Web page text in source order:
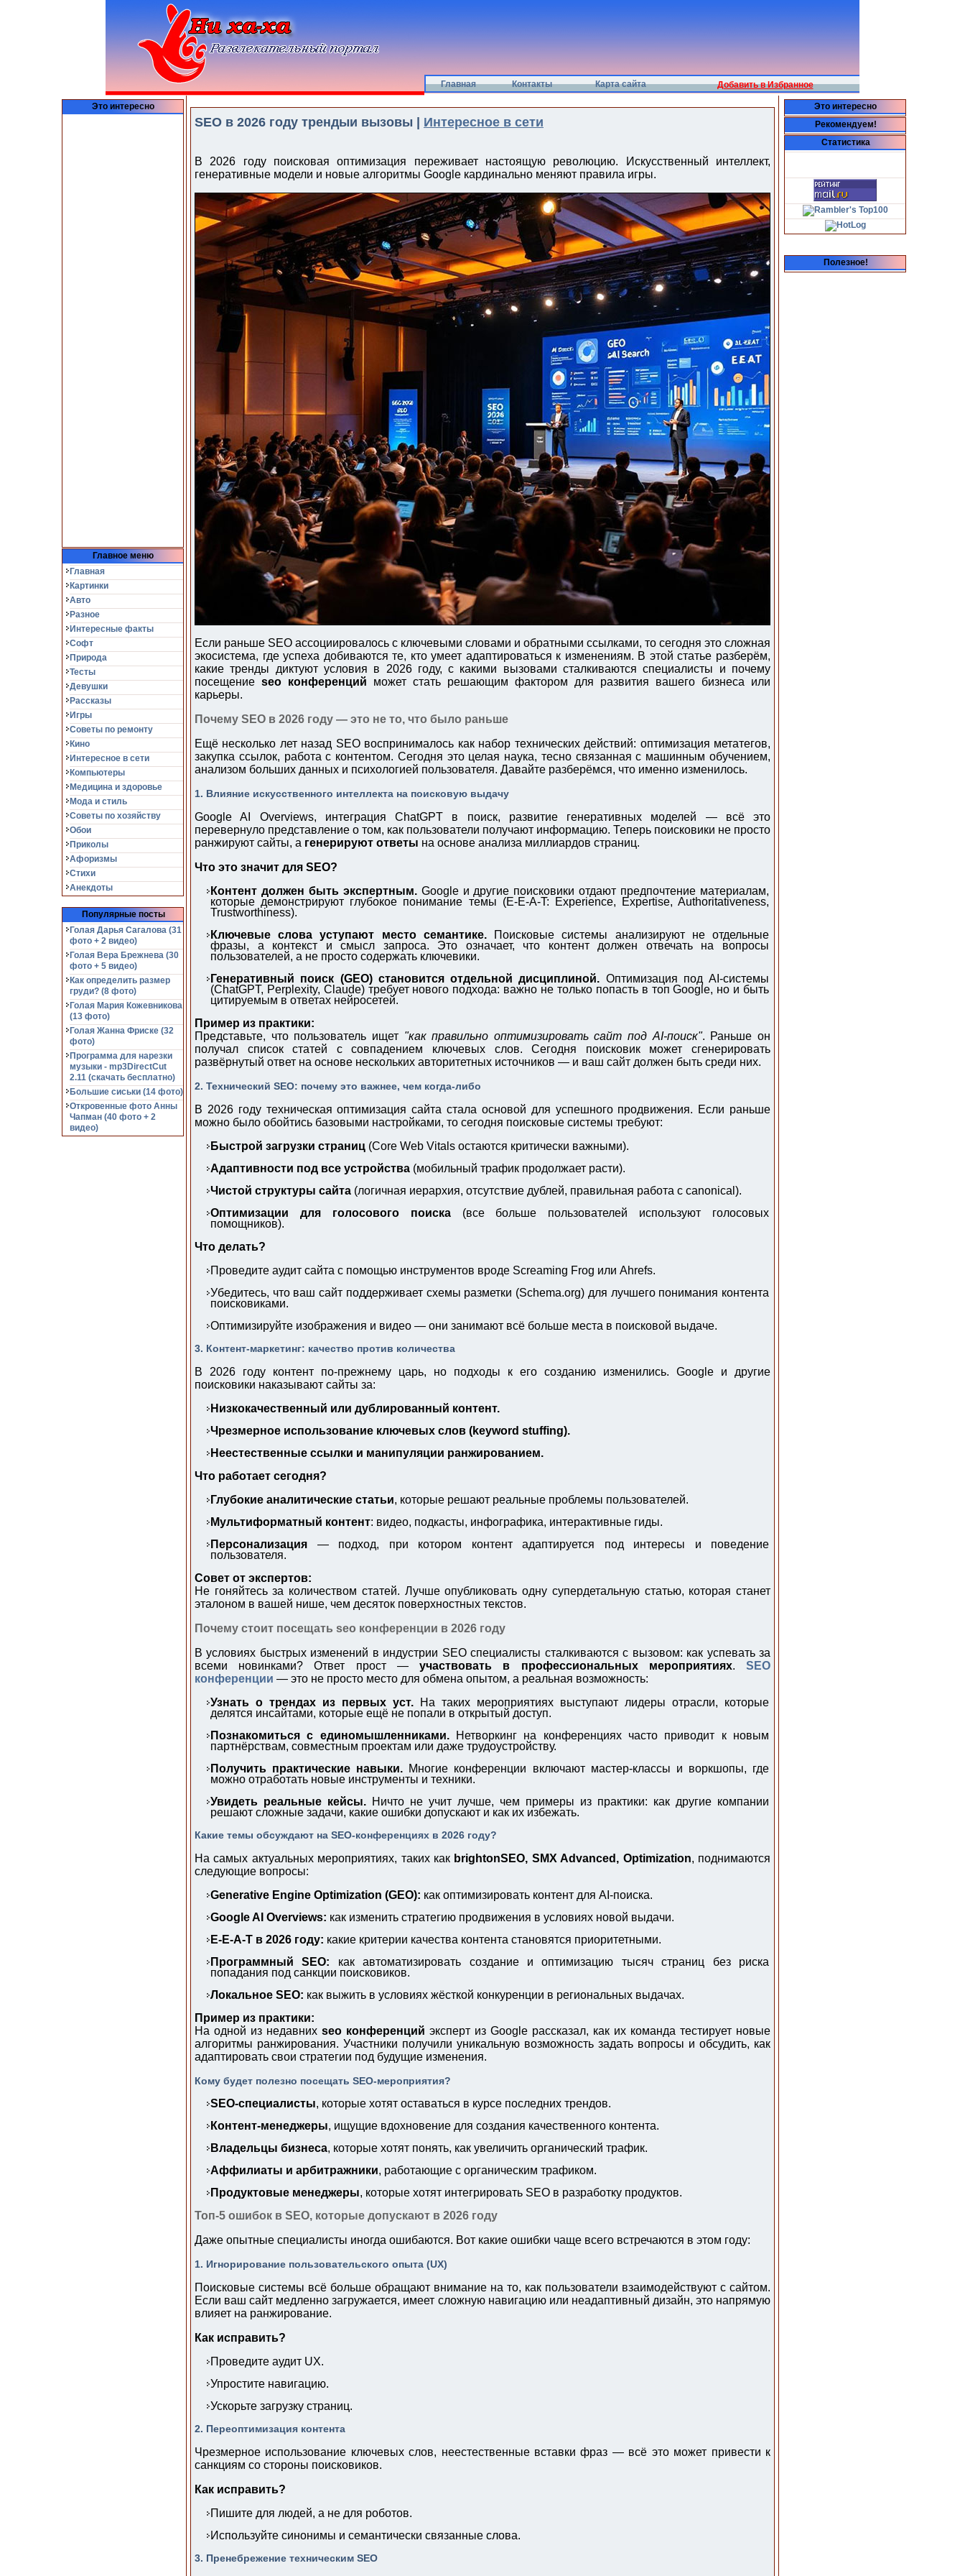
Главная Контакты Карта сайта Добавить в Избранное
Это интересно
Главное меню
Главная
Картинки
Авто
Разное
Интересные факты
Софт
Природа
Тесты
Девушки
Рассказы
Игры
Советы по ремонту
Кино
Интересное в сети
Компьютеры
Медицина и здоровье
Мода и стиль
Советы по хозяйству
Обои
Приколы
Афоризмы
Стихи
Анекдоты
Популярные посты
Голая Дарья Сагалова (31
фото + 2 видео)
Голая Вера Брежнева (30
фото + 5 видео)
Как определить размер
груди? (8 фото)
Голая Мария Кожевникова
(13 фото)
Голая Жанна Фриске (32
фото)
Программа для нарезки
музыки - mp3DirectCut
2.11 (cкачать бесплатно)
Большие сиськи (14 фото)
Откровенные фото Анны
Чапман (40 фото + 2
видео)
SEO в 2026 году трендыи вызовы | Интересное в сети
В 2026 году поисковая оптимизация переживает настоящую революцию. Искусственный интеллект,
генеративные модели и новые алгоритмы Google кардинально меняют правила игры.
Если раньше SEO ассоциировалось с ключевыми словами и обратными ссылками, то сегодня это сложная
экосистема, где успеха добиваются те, кто умеет адаптироваться к изменениям. В этой статье разберём,
какие тренды диктуют условия в 2026 году, с какими вызовами сталкиваются специалисты и почему
посещение seo конференций может стать решающим фактором для развития вашего бизнеса или
карьеры.
Почему SEO в 2026 году — это не то, что было раньше
Ещё несколько лет назад SEO воспринималось как набор технических действий: оптимизация метатегов,
закупка ссылок, работа с контентом. Сегодня это целая наука, тесно связанная с машинным обучением,
анализом больших данных и психологией пользователя. Давайте разберёмся, что именно изменилось.
1. Влияние искусственного интеллекта на поисковую выдачу
Google AI Overviews, интеграция ChatGPT в поиск, развитие генеративных моделей — всё это
перевернуло представление о том, как пользователи получают информацию. Теперь поисковики не просто
ранжируют сайты, а генерируют ответы на основе анализа миллиардов страниц.
Что это значит для SEO?
Контент должен быть экспертным.Google и другие поисковики отдают предпочтение материалам,
которые демонстрируют глубокое понимание темы (E-E-A-T: Experience, Expertise, Authoritativeness,
Trustworthiness).
Ключевые слова уступают место семантике.Поисковые системы анализируют не отдельные
фразы, а контекст и смысл запроса. Это означает, что контент должен отвечать на вопросы
пользователей, а не просто содержать ключевики.
Генеративный поиск (GEO) становится отдельной дисциплиной. Оптимизация под AI-системы
(ChatGPT, Perplexity, Claude) требует нового подхода: важно не только попасть в топ Google, но и быть
цитируемым в ответах нейросетей.
Пример из практики:
Представьте, что пользователь ищет "как правильно оптимизировать сайт под AI-поиск". Раньше он
получал список статей с совпадением ключевых слов. Сегодня поисковик может сгенерировать
развёрнутый ответ на основе нескольких авторитетных источников — и ваш сайт должен быть среди них.
2. Технический SEO: почему это важнее, чем когда-либо
В 2026 году техническая оптимизация сайта стала основой для успешного продвижения. Если раньше
можно было обойтись базовыми настройками, то сегодня поисковые системы требуют:
Быстрой загрузки страниц (Core Web Vitals остаются критически важными).
Адаптивности под все устройства (мобильный трафик продолжает расти).
Чистой структуры сайта (логичная иерархия, отсутствие дублей, правильная работа с canonical).
Оптимизации для голосового поиска(все больше пользователей используют голосовых
помощников).
Что делать?
Проведите аудит сайта с помощью инструментов вроде Screaming Frog или Ahrefs.
Убедитесь, что ваш сайт поддерживает схемы разметки (Schema.org) для лучшего понимания контента
поисковиками.
Оптимизируйте изображения и видео — они занимают всё больше места в поисковой выдаче.
3. Контент-маркетинг: качество против количества
В 2026 году контент по-прежнему царь, но подходы к его созданию изменились. Google и другие
поисковики наказывают сайты за:
Низкокачественный или дублированный контент.
Чрезмерное использование ключевых слов (keyword stuffing).
Неестественные ссылки и манипуляции ранжированием.
Что работает сегодня?
Глубокие аналитические статьи, которые решают реальные проблемы пользователей.
Мультиформатный контент: видео, подкасты, инфографика, интерактивные гиды.
Персонализация — подход, при котором контент адаптируется под интересы и поведение
пользователя.
Совет от экспертов:
Не гоняйтесь за количеством статей. Лучше опубликовать одну супердетальную статью, которая станет
эталоном в вашей нише, чем десяток поверхностных текстов.
Почему стоит посещать seo конференции в 2026 году
В условиях быстрых изменений в индустрии SEO специалисты сталкиваются с вызовом: как успевать за
всеми новинками? Ответ прост —участвовать в профессиональных мероприятиях.SEO
конференции — это не просто место для обмена опытом, а реальная возможность:
Узнать о трендах из первых уст. На таких мероприятиях выступают лидеры отрасли, которые
делятся инсайтами, которые ещё не попали в открытый доступ.
Познакомиться с единомышленниками.Нетворкинг на конференциях часто приводит к новым
партнёрствам, совместным проектам или даже трудоустройству.
Получить практические навыки. Многие конференции включают мастер-классы и воркшопы, где
можно отработать новые инструменты и техники.
Увидеть реальные кейсы. Ничто не учит лучше, чем примеры из практики: как другие компании
решают сложные задачи, какие ошибки допускают и как их избежать.
Какие темы обсуждают на SEO-конференциях в 2026 году?
На самых актуальных мероприятиях, таких как brightonSEO, SMX Advanced, Optimization, поднимаются
следующие вопросы:
Generative Engine Optimization (GEO): как оптимизировать контент для AI-поиска.
Google AI Overviews: как изменить стратегию продвижения в условиях новой выдачи.
E-E-A-T в 2026 году: какие критерии качества контента становятся приоритетными.
Программный SEO: как автоматизировать создание и оптимизацию тысяч страниц без риска
попадания под санкции поисковиков.
Локальное SEO: как выжить в условиях жёсткой конкуренции в региональных выдачах.
Пример из практики:
На одной из недавних seo конференций эксперт из Google рассказал, как их команда тестирует новые
алгоритмы ранжирования. Участники получили уникальную возможность задать вопросы и обсудить, как
адаптировать свои стратегии под будущие изменения.
Кому будет полезно посещать SEO-мероприятия?
SEO-специалисты, которые хотят оставаться в курсе последних трендов.
Контент-менеджеры, ищущие вдохновение для создания качественного контента.
Владельцы бизнеса, которые хотят понять, как увеличить органический трафик.
Аффилиаты и арбитражники, работающие с органическим трафиком.
Продуктовые менеджеры, которые хотят интегрировать SEO в разработку продуктов.
Топ-5 ошибок в SEO, которые допускают в 2026 году
Даже опытные специалисты иногда ошибаются. Вот какие ошибки чаще всего встречаются в этом году:
1. Игнорирование пользовательского опыта (UX)
Поисковые системы всё больше обращают внимание на то, как пользователи взаимодействуют с сайтом.
Если ваш сайт медленно загружается, имеет сложную навигацию или неадаптивный дизайн, это напрямую
влияет на ранжирование.
Как исправить?
Проведите аудит UX.
Упростите навигацию.
Ускорьте загрузку страниц.
2. Переоптимизация контента
Чрезмерное использование ключевых слов, неестественные вставки фраз — всё это может привести к
санкциям со стороны поисковиков.
Как исправить?
Пишите для людей, а не для роботов.
Используйте синонимы и семантически связанные слова.
3. Пренебрежение техническим SEO
Это интересно
Рекомендуем!
Статистика
Полезное!